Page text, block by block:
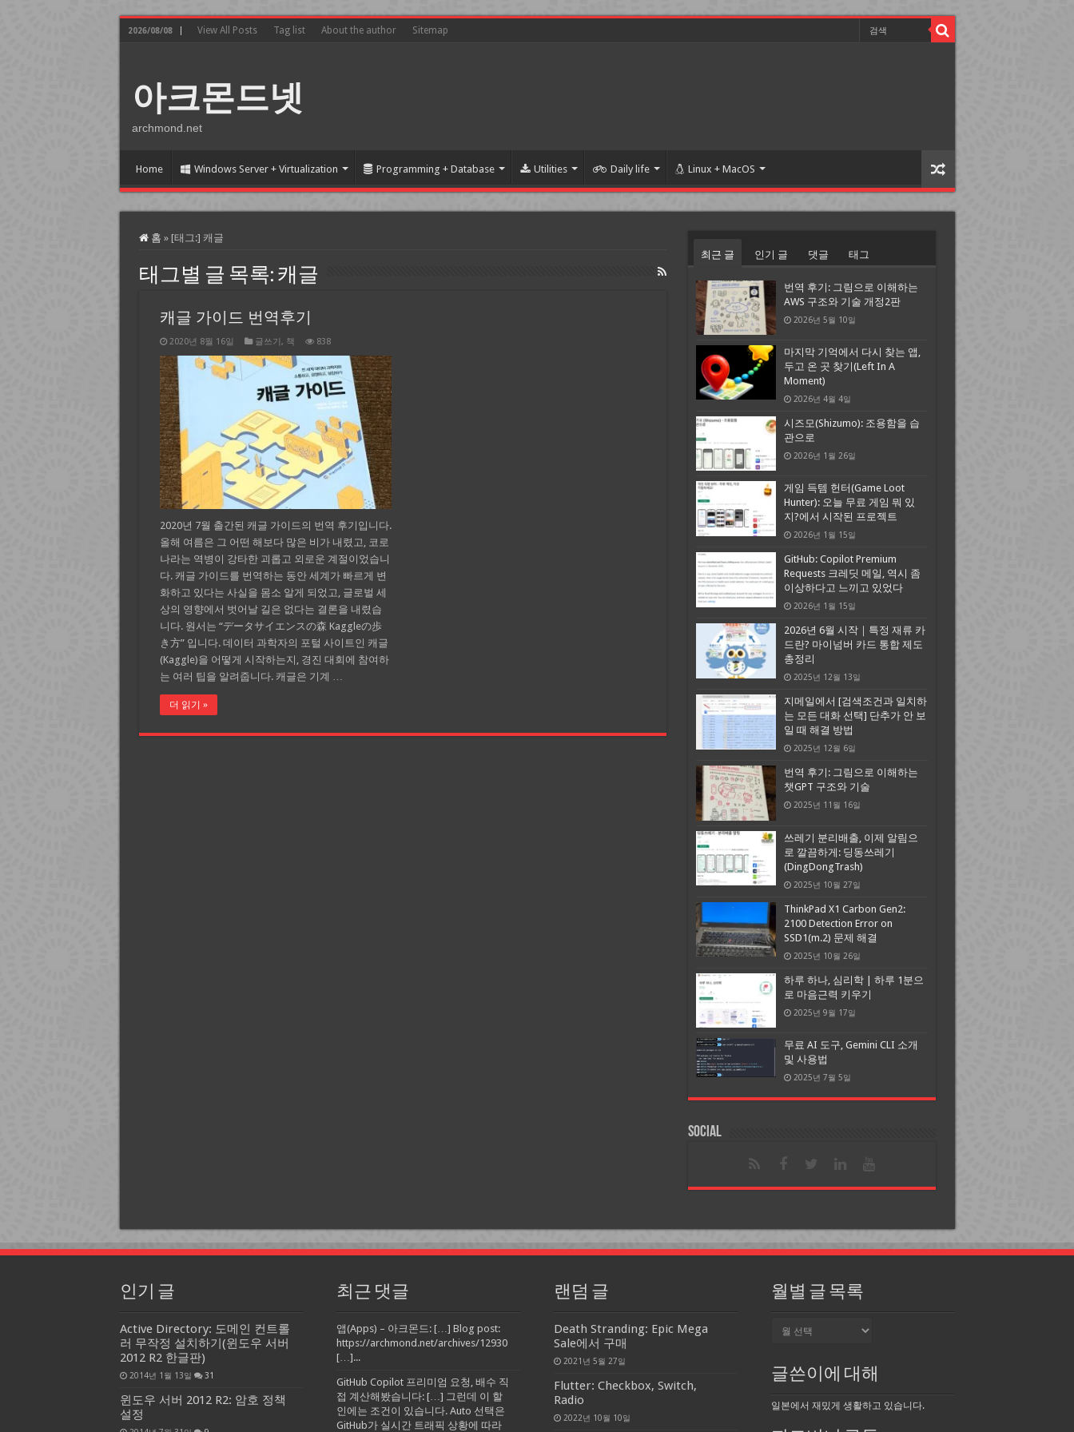
2026/08/08 View All Posts Tag list About the author Sitemap
아크몬드넷
archmond.net
Home Windows Server + Virtualization Programming + Database Utilities Daily life Linux + MacOS
홈 » [태그:] 캐글
태그별 글 목록: 캐글
캐글 가이드 번역후기
2020년 8월 16일 글쓰기, 책 838
2020년 7월 출간된 캐글 가이드의 번역 후기입니다.
올해 여름은 그 어떤 해보다 많은 비가 내렸고, 코로
나라는 역병이 강타한 괴롭고 외로운 계절이었습니
다. 캐글 가이드를 번역하는 동안 세계가 빠르게 변
화하고 있다는 사실을 몸소 알게 되었고, 글로벌 세
상의 영향에서 벗어날 길은 없다는 결론을 내렸습
니다. 원서는 “データサイエンスの森 Kaggleの歩
き方” 입니다. 데이터 과학자의 포털 사이트인 캐글
(Kaggle)을 어떻게 시작하는지, 경진 대회에 참여하
는 여러 팁을 알려줍니다. 캐글은 기계 …
더 읽기 »
최근 글 인기 글 댓글 태그
번역 후기: 그림으로 이해하는
AWS 구조와 기술 개정2판
2026년 5월 10일
마지막 기억에서 다시 찾는 앱,
두고 온 곳 찾기(Left In A
Moment)
2026년 4월 4일
시즈모(Shizumo): 조용함을 습
관으로
2026년 1월 26일
게임 득템 헌터(Game Loot
Hunter): 오늘 무료 게임 뭐 있
지?에서 시작된 프로젝트
2026년 1월 15일
GitHub: Copilot Premium
Requests 크레딧 메일, 역시 좀
이상하다고 느끼고 있었다
2026년 1월 15일
2026년 6월 시작｜특정 재류 카
드란? 마이넘버 카드 통합 제도
총정리
2025년 12월 13일
지메일에서 [검색조건과 일치하
는 모든 대화 선택] 단추가 안 보
일 때 해결 방법
2025년 12월 6일
번역 후기: 그림으로 이해하는
챗GPT 구조와 기술
2025년 11월 16일
쓰레기 분리배출, 이제 알림으
로 깔끔하게: 딩동쓰레기
(DingDongTrash)
2025년 10월 27일
ThinkPad X1 Carbon Gen2:
2100 Detection Error on
SSD1(m.2) 문제 해결
2025년 10월 26일
하루 하나, 심리학 | 하루 1분으
로 마음근력 키우기
2025년 9월 17일
무료 AI 도구, Gemini CLI 소개
및 사용법
2025년 7월 5일
Social
인기 글
Active Directory: 도메인 컨트롤
러 무작정 설치하기(윈도우 서버
2012 R2 한글판)
2014년 1월 13일 31
윈도우 서버 2012 R2: 암호 정책
설정
최근 댓글
앱(Apps) – 아크몬드: […] Blog post:
https://archmond.net/archives/12930
[…]...
GitHub Copilot 프리미엄 요청, 배수 직
접 계산해봤습니다: […] 그런데 이 할
인에는 조건이 있습니다. Auto 선택은
GitHub가 실시간 트래픽 상황에 따라
랜덤 글
Death Stranding: Epic Mega
Sale에서 구매
2021년 5월 27일
Flutter: Checkbox, Switch,
Radio
2022년 10월 10일
월별 글 목록
목
록
글쓴이에 대해
일본에서 재밌게 생활하고 있습니다.